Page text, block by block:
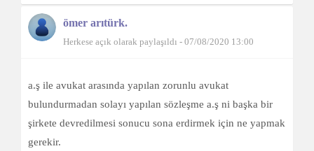
ömer arıtürk.
Herkese açık olarak paylaşıldı - 07/08/2020 13:00
a.ş ile avukat arasında yapılan zorunlu avukat
bulundurmadan solayı yapılan sözleşme a.ş ni başka bir
şirkete devredilmesi sonucu sona erdirmek için ne yapmak
gerekir.